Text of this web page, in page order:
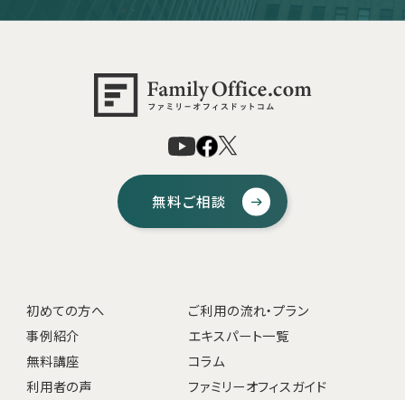
無料ご相談
初めての方へ
ご利用の流れ・プラン
事例紹介
エキスパート一覧
無料講座
コラム
利用者の声
ファミリーオフィスガイド